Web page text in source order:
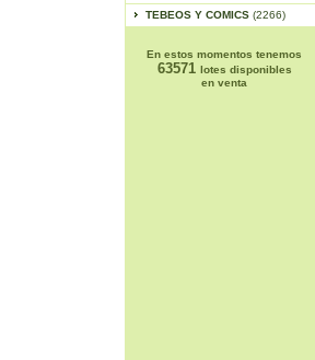
TEBEOS Y COMICS (2266)
En estos momentos tenemos
63571 lotes disponibles
en venta